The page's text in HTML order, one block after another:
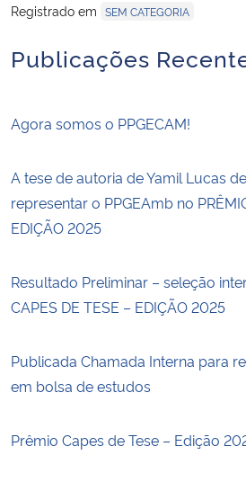
Ministério do Desenvolvimento Regional
Controladoria-Geral da União
Secretaria-Geral
Gabinete de Segurança Institucional
Advocacia-Geral da União
Registrado em SEM CATEGORIA
Publicações
Agora somos o PPGECAM!
A tese de autoria de Yamil Lucas
representar o PPGEAmb no
EDIÇÃO 2025
Resultado Preliminar – seleção
CAPES DE TESE – EDIÇÃO 2025
Publicada Chamada Interna para
em bolsa de estudos
Prêmio Capes de Tese – Edição